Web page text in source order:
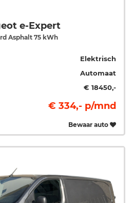
e-Expert
Asphalt 75 kWh
Elektrisch
Automaat
€ 18450,-
€ 334,- p/mnd
Bewaar auto